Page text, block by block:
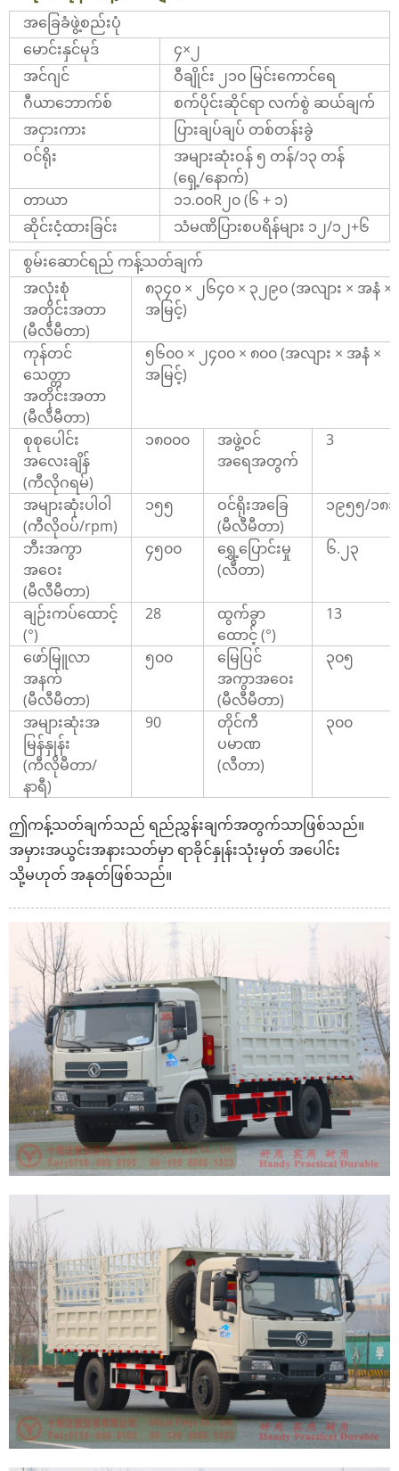
အခြေခံဖွဲ့စည်းပုံ
မောင်းနှင်မုဒ်
၄×၂
အင်ဂျင်
ဝီချိုင်း ၂၁၀ မြင်းကောင်ရေ
ဂီယာဘောက်စ်
စက်ပိုင်းဆိုင်ရာ လက်စွဲ ဆယ်ချက်
အငှားကား
ပြားချပ်ချပ် တစ်တန်းခွဲ
ဝင်ရိုး
အများဆုံးဝန် ၅ တန်/၁၃ တန်
(ရှေ့/နောက်)
တာယာ
၁၁.၀၀R၂၀ (၆ + ၁)
ဆိုင်းငံ့ထားခြင်း
သံမဏိပြားစပရိန်များ ၁၂/၁၂+၆
စွမ်းဆောင်ရည် ကန့်သတ်ချက်
အလုံးစုံ
အတိုင်းအတာ
(မီလီမီတာ)
၈၃၄၀ × ၂၆၄၀ × ၃၂၉၀ (အလျား × အနံ ×
အမြင့်)
ကုန်တင်
သေတ္တာ
အတိုင်းအတာ
(မီလီမီတာ)
၅၆၀၀ × ၂၄၀၀ × ၈၀၀ (အလျား × အနံ ×
အမြင့်)
စုစုပေါင်း
အလေးချိန်
(ကီလိုဂရမ်)
၁၈၀၀၀
အဖွဲ့ဝင်
အရေအတွက်
3
အများဆုံးပါဝါ
(ကီလိုဝပ်/rpm)
၁၅၅
ဝင်ရိုးအခြေ
(မီလီမီတာ)
၁၉၅၅/၁၈
ဘီးအကွာ
အဝေး
(မီလီမီတာ)
၄၅၀၀
ရွှေ့ပြောင်းမှု
(လီတာ)
၆.၂၃
ချဉ်းကပ်ထောင့်
(°)
28
ထွက်ခွာ
ထောင့် (°)
13
ဖော်မြူလာ
အနက်
(မီလီမီတာ)
၅၀၀
မြေပြင်
အကွာအဝေး
(မီလီမီတာ)
၃၀၅
အများဆုံးအ
မြန်နှုန်း
(ကီလိုမီတာ/
နာရီ)
90
တိုင်ကီ
ပမာဏ
(လီတာ)
၃၀၀
ဤကန့်သတ်ချက်သည် ရည်ညွှန်းချက်အတွက်သာဖြစ်သည်။
အမှားအယွင်းအနားသတ်မှာ ရာခိုင်နှုန်းသုံးမှတ် အပေါင်း
သို့မဟုတ် အနုတ်ဖြစ်သည်။